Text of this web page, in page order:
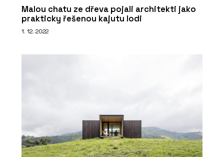
Malou chatu ze dřeva pojali architekti jako
prakticky řešenou kajutu lodi
1. 12. 2022